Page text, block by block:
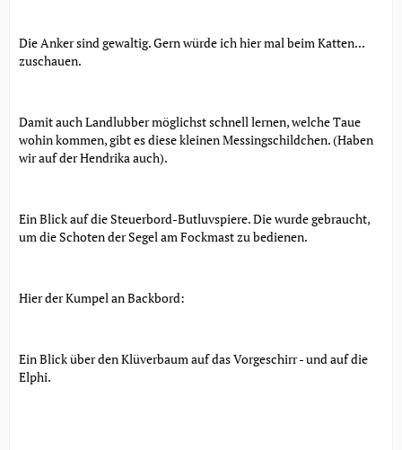
Die Anker sind gewaltig. Gern würde ich hier mal beim Katten...
zuschauen.
Damit auch Landlubber möglichst schnell lernen, welche Taue
wohin kommen, gibt es diese kleinen Messingschildchen. (Haben
wir auf der Hendrika auch).
Ein Blick auf die Steuerbord-Butluvspiere. Die wurde gebraucht,
um die Schoten der Segel am Fockmast zu bedienen.
Hier der Kumpel an Backbord:
Ein Blick über den Klüverbaum auf das Vorgeschirr - und auf die
Elphi.